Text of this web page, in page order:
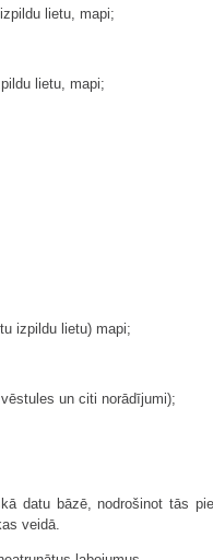
lietu, mapi;
lietu, mapi;
izpildu lietu) mapi;
un citi norādījumi);
datu bāzē, nodrošinot tās
veidā.